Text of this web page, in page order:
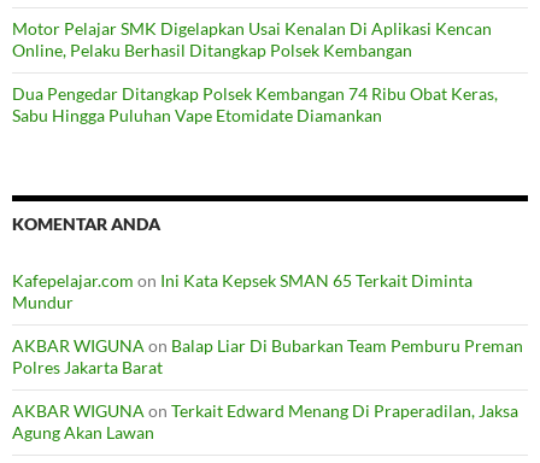
Motor Pelajar SMK Digelapkan Usai Kenalan Di Aplikasi Kencan
Online, Pelaku Berhasil Ditangkap Polsek Kembangan
Dua Pengedar Ditangkap Polsek Kembangan 74 Ribu Obat Keras,
Sabu Hingga Puluhan Vape Etomidate Diamankan
KOMENTAR ANDA
Kafepelajar.com on Ini Kata Kepsek SMAN 65 Terkait Diminta
Mundur
AKBAR WIGUNA on Balap Liar Di Bubarkan Team Pemburu Preman
Polres Jakarta Barat
AKBAR WIGUNA on Terkait Edward Menang Di Praperadilan, Jaksa
Agung Akan Lawan